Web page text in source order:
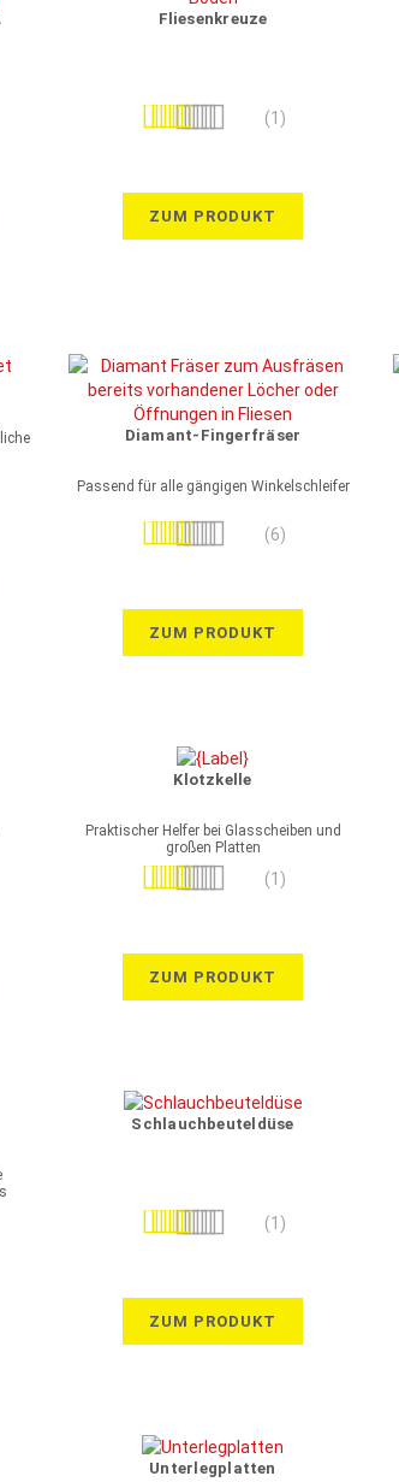
Fliesenkreuze
Bewertung: (1)
ZUM PRODUKT
Diamant-Fingerfräser
Passend für alle gängigen Winkelschleifer
Bewertung: (6)
ZUM PRODUKT
Klotzkelle
Praktischer Helfer bei Glasscheiben und
großen Platten
Bewertung:
(1)
ZUM PRODUKT
Schlauchbeuteldüse
Bewertung: (1)
ZUM PRODUKT
Unterlegplatten